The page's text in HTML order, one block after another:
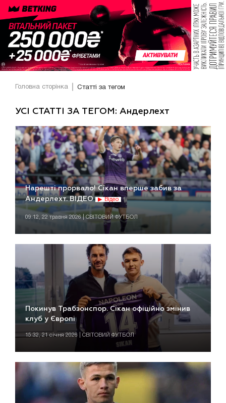
Головна сторінка Статті за тегом
УСІ СТАТТІ ЗА ТЕГОМ: Андерлехт
Нарешті прорвало! Сікан вперше забив за
Андерлехт. ВІДЕО
Відео
09:12, 22 травня 2026 | СВІТОВИЙ ФУТБОЛ
Покинув Трабзонспор. Сікан офіційно змінив
клуб у Європі
15:32, 21 січня 2026 | СВІТОВИЙ ФУТБОЛ